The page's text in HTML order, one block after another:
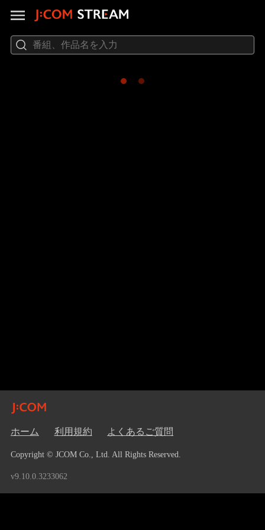
ホーム 利用規約 よくあるご質問
Copyright © JCOM Co., Ltd. All Rights Reserved.
v9.10.0.3233062